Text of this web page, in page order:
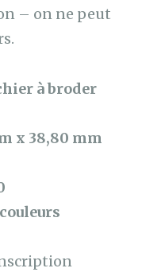
– on ne peut
à broder
x 38,80 mm